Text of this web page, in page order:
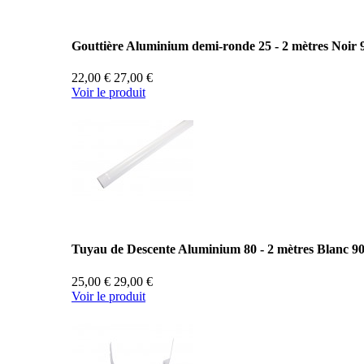
Gouttière Aluminium demi-ronde 25 - 2 mètres Noir
22,00 € 27,00 €
Voir le produit
Tuyau de Descente Aluminium 80 - 2 mètres Blanc
25,00 € 29,00 €
Voir le produit